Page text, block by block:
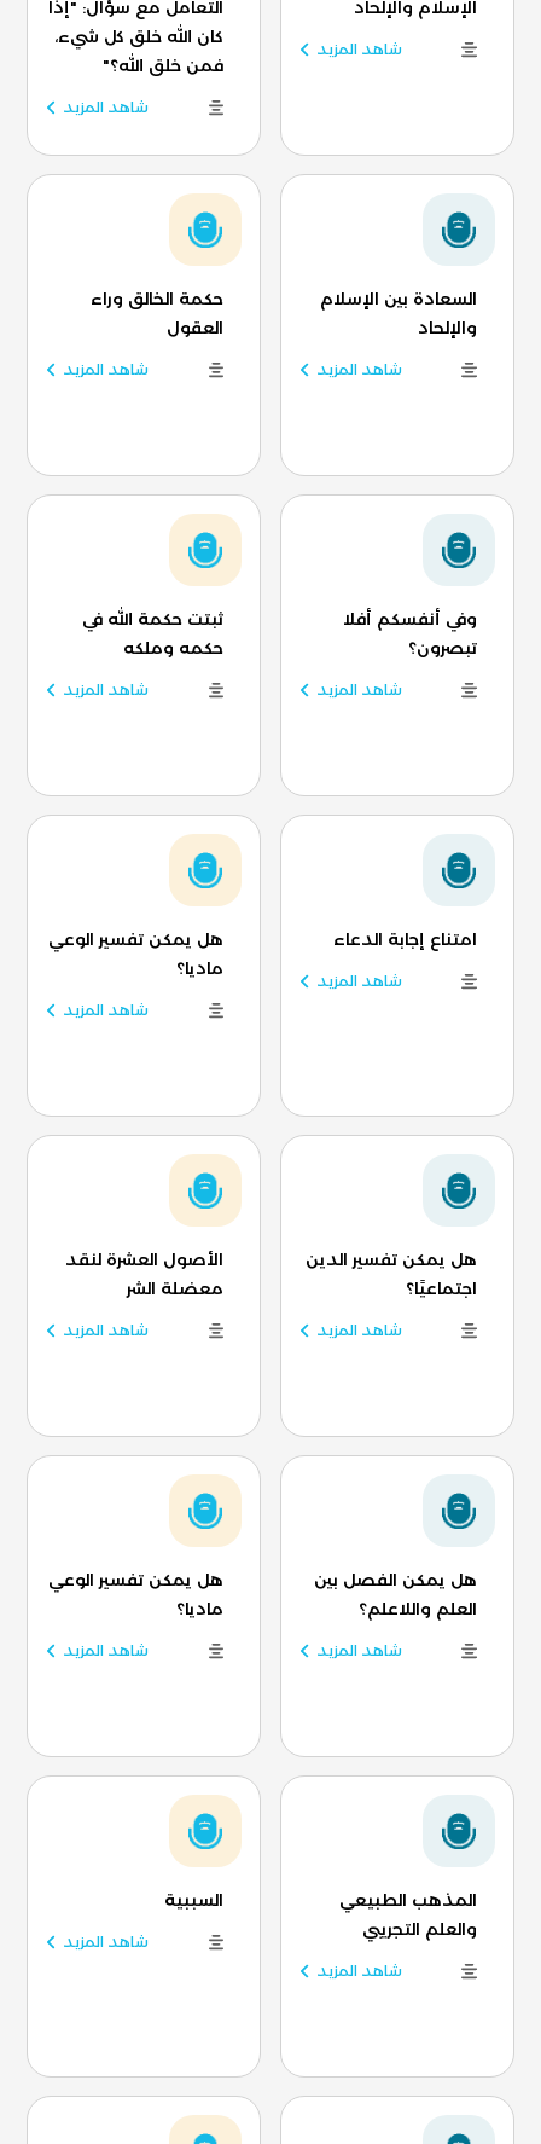
الإسلام والإلحاد
شاهد المزيد
التعامل مع سؤال: "إذا
كان الله خلق كل شيء،
فمن خلق الله؟"
شاهد المزيد
السعادة بين الإسلام
والإلحاد
شاهد المزيد
حكمة الخالق وراء
العقول
شاهد المزيد
وفي أنفسكم أفلا
تبصرون؟
شاهد المزيد
ثبتت حكمة الله في
حكمه وملكه
شاهد المزيد
امتناع إجابة الدعاء
شاهد المزيد
هل يمكن تفسير الوعي
ماديا؟
شاهد المزيد
هل يمكن تفسير الدين
اجتماعيًا؟
شاهد المزيد
الأصول العشرة لنقد
معضلة الشر
شاهد المزيد
هل يمكن الفصل بين
العلم واللاعلم؟
شاهد المزيد
هل يمكن تفسير الوعي
ماديا؟
شاهد المزيد
المذهب الطبيعي
والعلم التجريبي
شاهد المزيد
السببية
شاهد المزيد